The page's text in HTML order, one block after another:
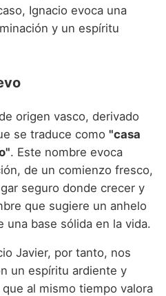
Ignacio evoca una
y un espíritu
origen vasco, derivado
se traduce como "casa
. Este nombre evoca
de un comienzo fresco,
seguro donde crecer y
que sugiere un anhelo
una base sólida en la vida.
Javier, por tanto, nos
un espíritu ardiente y
al mismo tiempo valora